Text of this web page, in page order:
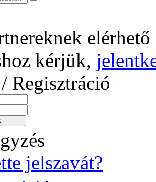
kérjük,
Regisztráció
jelszavát?